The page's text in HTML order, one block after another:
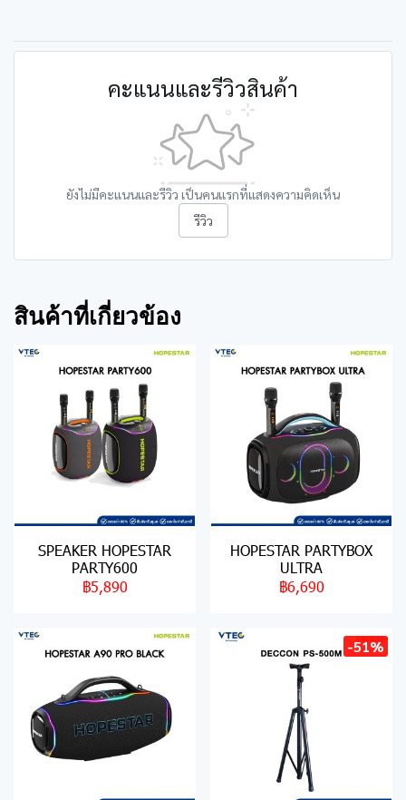
คะแนนและรีวิวสินค้า
ยังไม่มีคะแนนและรีวิว เป็นคนแรกที่แสดงความคิดเห็น
รีวิว
สินค้าที่เกี่ยวข้อง
SPEAKER HOPESTAR
PARTY600
฿5,890
HOPESTAR PARTYBOX
ULTRA
฿6,690
-51%